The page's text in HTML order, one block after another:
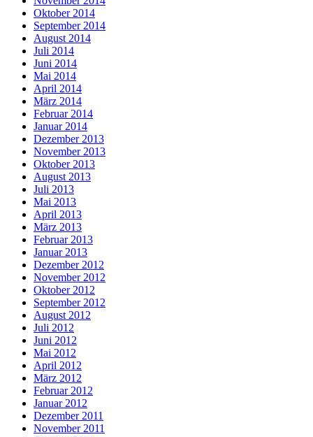
Oktober 2014
September 2014
August 2014
Juli 2014
Juni 2014
Mai 2014
April 2014
März 2014
Februar 2014
Januar 2014
Dezember 2013
November 2013
Oktober 2013
August 2013
Juli 2013
Mai 2013
April 2013
März 2013
Februar 2013
Januar 2013
Dezember 2012
November 2012
Oktober 2012
September 2012
August 2012
Juli 2012
Juni 2012
Mai 2012
April 2012
März 2012
Februar 2012
Januar 2012
Dezember 2011
November 2011